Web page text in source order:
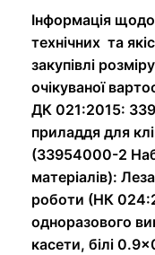
Інформація
технічних та
закупівлі
очікуваної
ДК 021:2015:
приладдя для
(33954000-2
матеріалів):
роботи (НК
одноразового
касети, білі